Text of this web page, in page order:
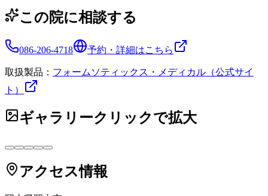
この院に相談する
086-206-4718 予約・詳細はこちら
取扱製品： フォームソティックス・メディカル（公式サイ
ト）
ギャラリークリックで拡大
アクセス情報